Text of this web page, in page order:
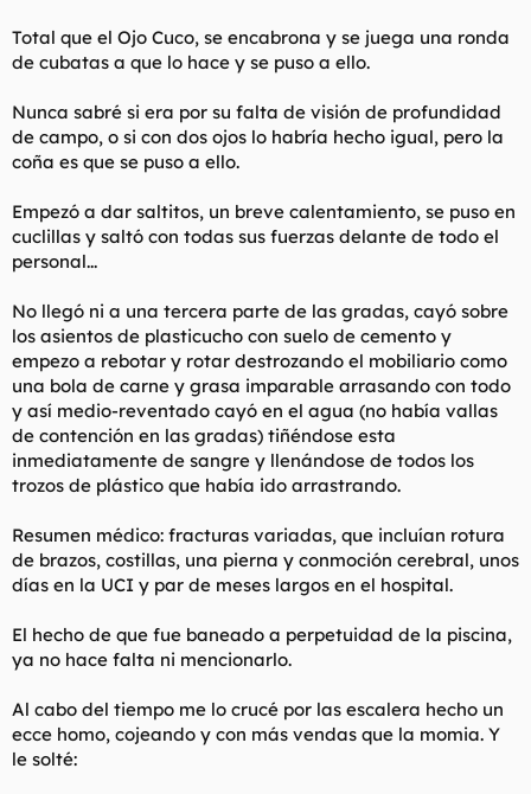
Total que el Ojo Cuco, se encabrona y se juega una ronda
de cubatas a que lo hace y se puso a ello.
Nunca sabré si era por su falta de visión de profundidad
de campo, o si con dos ojos lo habría hecho igual, pero la
coña es que se puso a ello.
Empezó a dar saltitos, un breve calentamiento, se puso en
cuclillas y saltó con todas sus fuerzas delante de todo el
personal...
No llegó ni a una tercera parte de las gradas, cayó sobre
los asientos de plasticucho con suelo de cemento y
empezo a rebotar y rotar destrozando el mobiliario como
una bola de carne y grasa imparable arrasando con todo
y así medio-reventado cayó en el agua (no había vallas
de contención en las gradas) tiñéndose esta
inmediatamente de sangre y llenándose de todos los
trozos de plástico que había ido arrastrando.
Resumen médico: fracturas variadas, que incluían rotura
de brazos, costillas, una pierna y conmoción cerebral, unos
días en la UCI y par de meses largos en el hospital.
El hecho de que fue baneado a perpetuidad de la piscina,
ya no hace falta ni mencionarlo.
Al cabo del tiempo me lo crucé por las escalera hecho un
ecce homo, cojeando y con más vendas que la momia. Y
le solté: